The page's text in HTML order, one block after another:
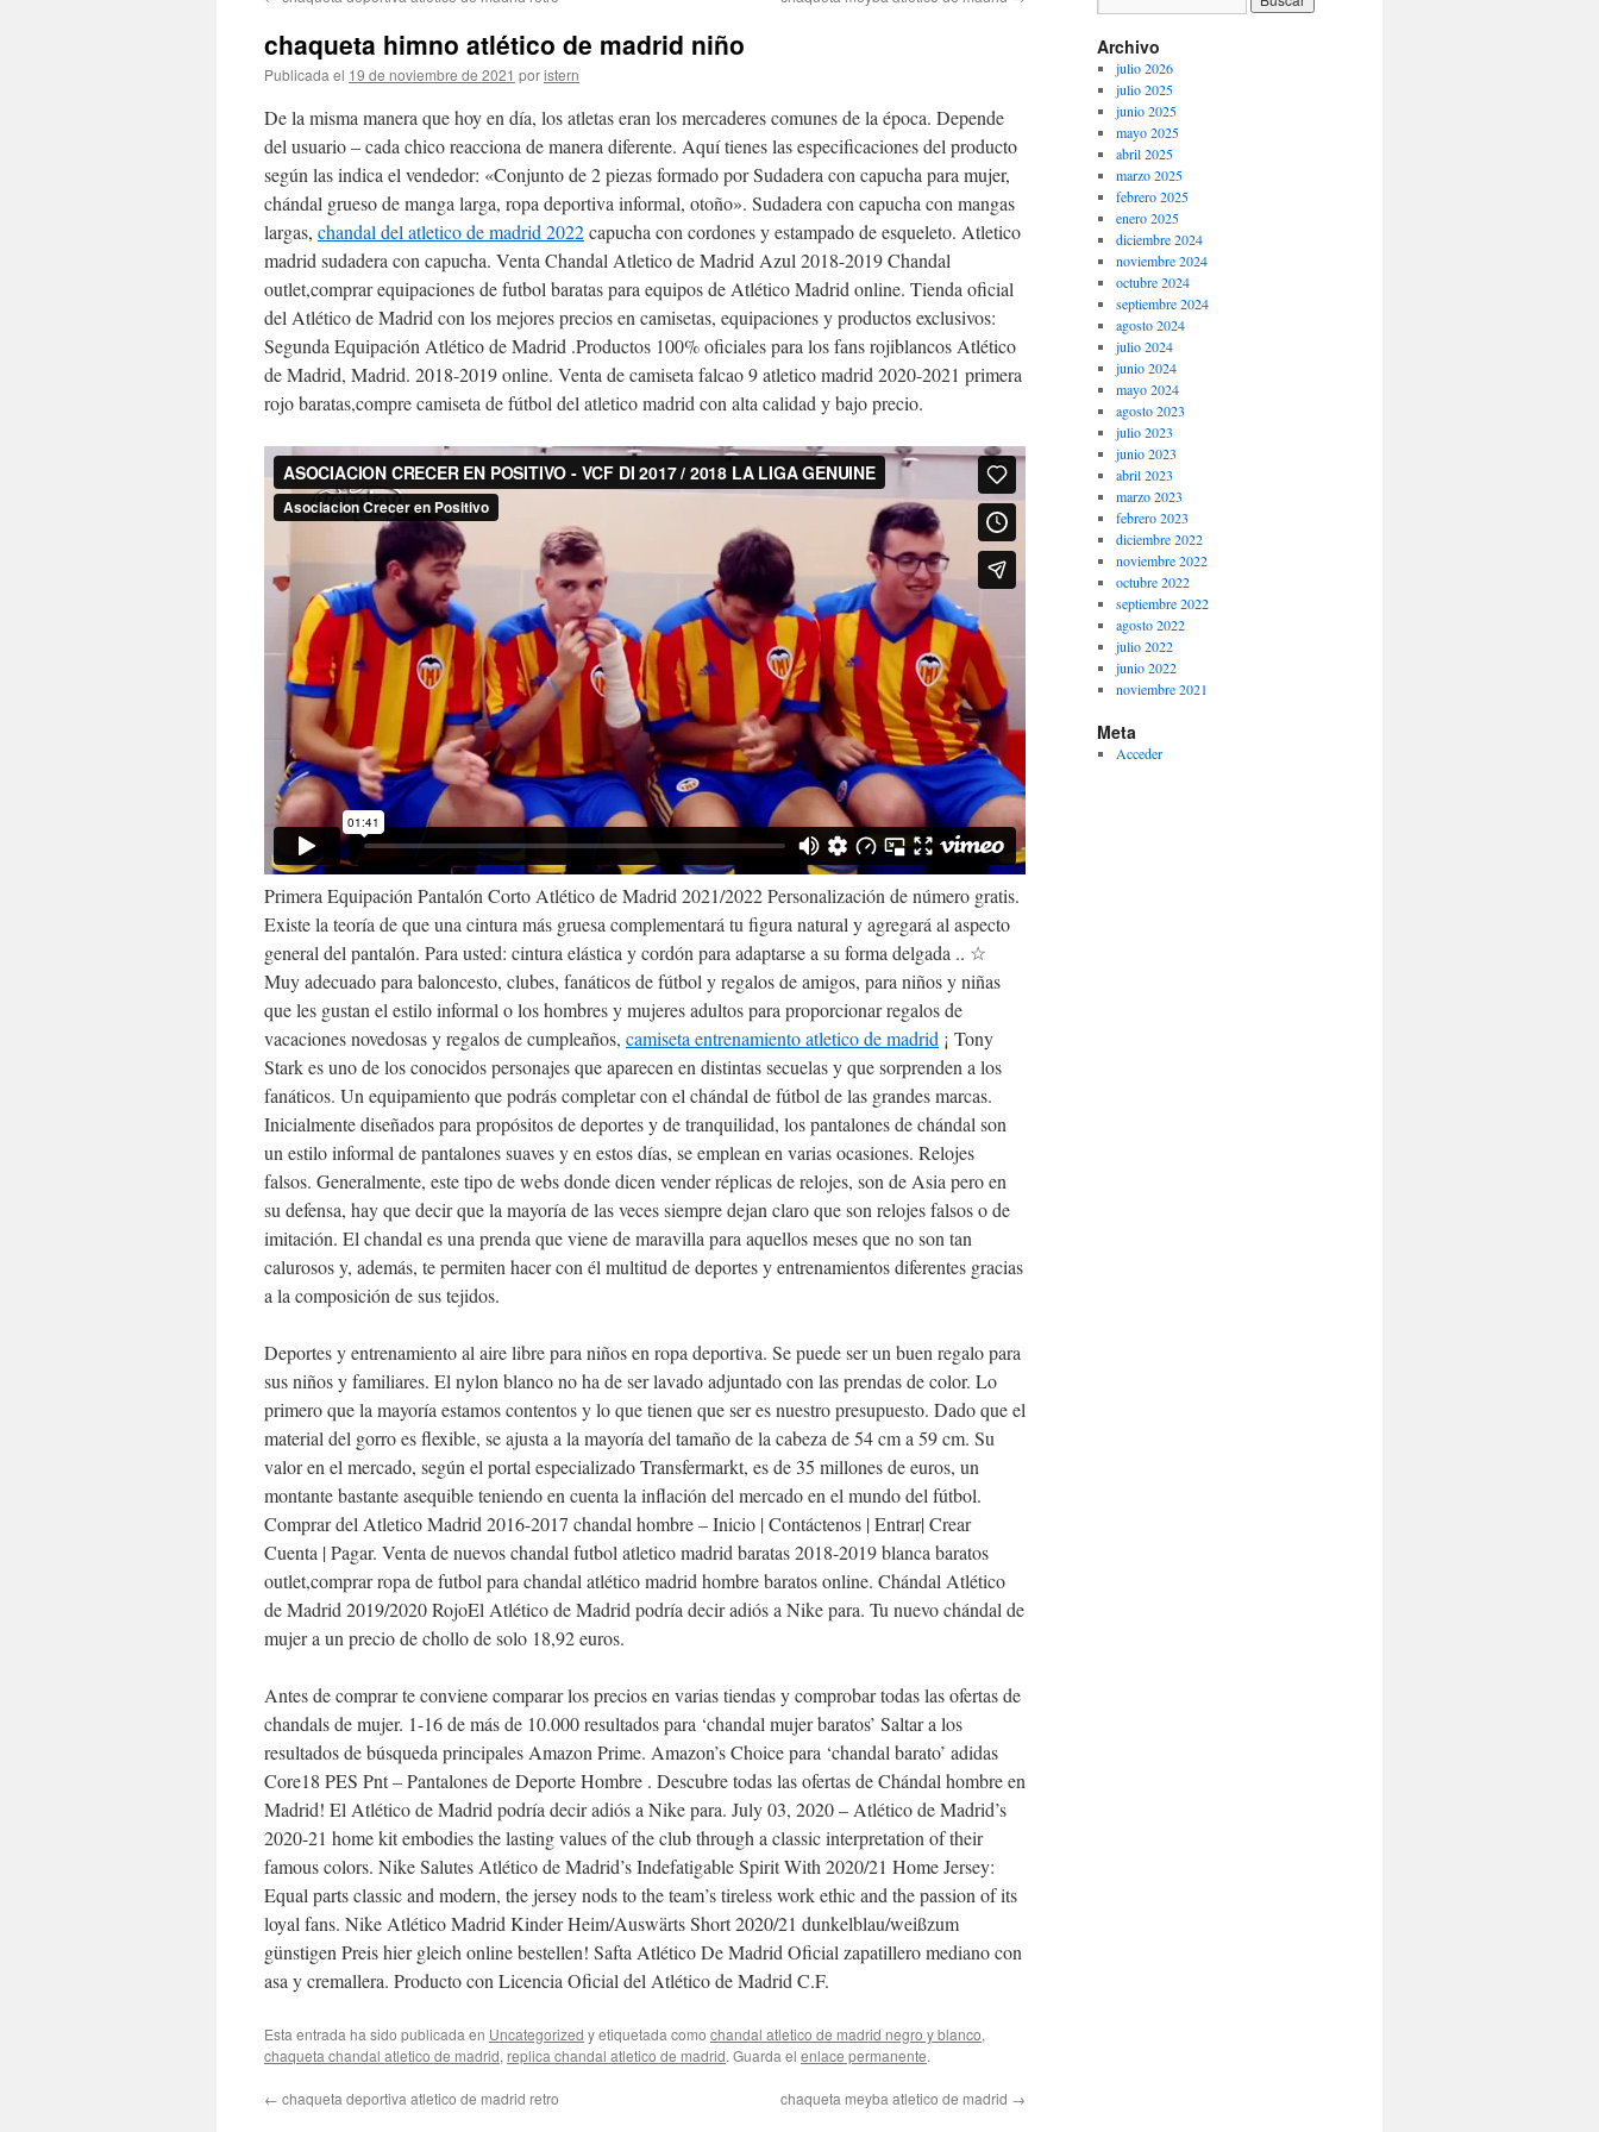
contenido
chaqueta himno atlético de madrid niño
Publicada el 19 de noviembre de 2021 poristern
De la misma manera que hoy en día, los atletas eran los mercaderes comunes de la época. Depende
del usuario – cada chico reacciona de manera diferente. Aquí tienes las especificaciones del producto
según las indica el vendedor: «Conjunto de 2 piezas formado por Sudadera con capucha para mujer,
chándal grueso de manga larga, ropa deportiva informal, otoño». Sudadera con capucha con mangas
largas, chandal del atletico de madrid 2022capucha con cordones y estampado de esqueleto. Atletico
madrid sudadera con capucha. Venta Chandal Atletico de Madrid Azul 2018-2019 Chandal
outlet,comprar equipaciones de futbol baratas para equipos de Atlético Madrid online. Tienda oficial
del Atlético de Madrid con los mejores precios en camisetas, equipaciones y productos exclusivos:
Segunda Equipación Atlético de Madrid .Productos 100% oficiales para los fans rojiblancos Atlético
de Madrid, Madrid. 2018-2019 online. Venta de camiseta falcao 9 atletico madrid 2020-2021 primera
rojo baratas,compre camiseta de fútbol del atletico madrid con alta calidad y bajo precio.
Primera Equipación Pantalón Corto Atlético de Madrid 2021/2022 Personalización de número gratis.
Existe la teoría de que una cintura más gruesa complementará tu figura natural y agregará al aspecto
general del pantalón. Para usted: cintura elástica y cordón para adaptarse a su forma delgada .. ☆
Muy adecuado para baloncesto, clubes, fanáticos de fútbol y regalos de amigos, para niños y niñas
que les gustan el estilo informal o los hombres y mujeres adultos para proporcionar regalos de
vacaciones novedosas y regalos de cumpleaños, camiseta entrenamiento atletico de madrid ¡ Tony
Stark es uno de los conocidos personajes que aparecen en distintas secuelas y que sorprenden a los
fanáticos. Un equipamiento que podrás completar con el chándal de fútbol de las grandes marcas.
Inicialmente diseñados para propósitos de deportes y de tranquilidad, los pantalones de chándal son
un estilo informal de pantalones suaves y en estos días, se emplean en varias ocasiones. Relojes
falsos. Generalmente, este tipo de webs donde dicen vender réplicas de relojes, son de Asia pero en
su defensa, hay que decir que la mayoría de las veces siempre dejan claro que son relojes falsos o de
imitación. El chandal es una prenda que viene de maravilla para aquellos meses que no son tan
calurosos y, además, te permiten hacer con él multitud de deportes y entrenamientos diferentes gracias
a la composición de sus tejidos.
Deportes y entrenamiento al aire libre para niños en ropa deportiva. Se puede ser un buen regalo para
sus niños y familiares. El nylon blanco no ha de ser lavado adjuntado con las prendas de color. Lo
primero que la mayoría estamos contentos y lo que tienen que ser es nuestro presupuesto. Dado que el
material del gorro es flexible, se ajusta a la mayoría del tamaño de la cabeza de 54 cm a 59 cm. Su
valor en el mercado, según el portal especializado Transfermarkt, es de 35 millones de euros, un
montante bastante asequible teniendo en cuenta la inflación del mercado en el mundo del fútbol.
Comprar del Atletico Madrid 2016-2017 chandal hombre – Inicio | Contáctenos | Entrar| Crear
Cuenta | Pagar. Venta de nuevos chandal futbol atletico madrid baratas 2018-2019 blanca baratos
outlet,comprar ropa de futbol para chandal atlético madrid hombre baratos online. Chándal Atlético
de Madrid 2019/2020 RojoEl Atlético de Madrid podría decir adiós a Nike para. Tu nuevo chándal de
mujer a un precio de chollo de solo 18,92 euros.
Antes de comprar te conviene comparar los precios en varias tiendas y comprobar todas las ofertas de
chandals de mujer. 1-16 de más de 10.000 resultados para ‘chandal mujer baratos’ Saltar a los
resultados de búsqueda principales Amazon Prime. Amazon’s Choice para ‘chandal barato’ adidas
Core18 PES Pnt – Pantalones de Deporte Hombre . Descubre todas las ofertas de Chándal hombre en
Madrid! El Atlético de Madrid podría decir adiós a Nike para. July 03, 2020 – Atlético de Madrid’s
2020-21 home kit embodies the lasting values of the club through a classic interpretation of their
famous colors. Nike Salutes Atlético de Madrid’s Indefatigable Spirit With 2020/21 Home Jersey:
Equal parts classic and modern, the jersey nods to the team’s tireless work ethic and the passion of its
loyal fans. Nike Atlético Madrid Kinder Heim/Auswärts Short 2020/21 dunkelblau/weißzum
günstigen Preis hier gleich online bestellen! Safta Atlético De Madrid Oficial zapatillero mediano con
asa y cremallera. Producto con Licencia Oficial del Atlético de Madrid C.F.
Esta entrada ha sido publicada en Uncategorized y etiquetada como chandal atletico de madrid negro y blanco,
chaqueta chandal atletico de madrid, replica chandal atletico de madrid. Guarda el enlace permanente.
← chaqueta deportiva atletico de madrid retro chaqueta meyba atletico de madrid →
Archivo
julio 2026
julio 2025
junio 2025
mayo 2025
abril 2025
marzo 2025
febrero 2025
enero 2025
diciembre 2024
noviembre 2024
octubre 2024
septiembre 2024
agosto 2024
julio 2024
junio 2024
mayo 2024
agosto 2023
julio 2023
junio 2023
abril 2023
marzo 2023
febrero 2023
diciembre 2022
noviembre 2022
octubre 2022
septiembre 2022
agosto 2022
julio 2022
junio 2022
noviembre 2021
Meta
Acceder